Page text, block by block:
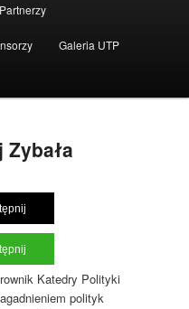
Partnerzy
Galeria UTP
Katedry Polityki
polityk